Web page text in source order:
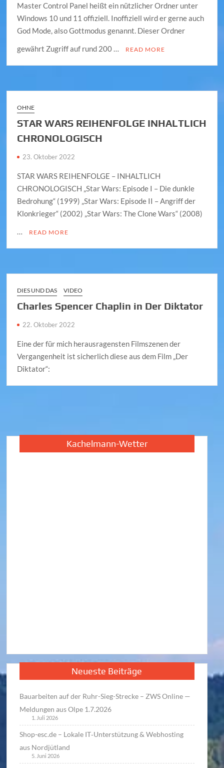
Master Control Panel heißt ein nützlicher Ordner unter
Windows 10 und 11 offiziell. Inoffiziell wird er gerne auch
God Mode, also Gottmodus genannt. Dieser Ordner
gewährt Zugriff auf rund 200 …
READ MORE
OHNE
STAR WARS REIHENFOLGE INHALTLICH
CHRONOLOGISCH
23. Oktober 2022
STAR WARS REIHENFOLGE – INHALTLICH
CHRONOLOGISCH „Star Wars: Episode I – Die dunkle
Bedrohung“ (1999) „Star Wars: Episode II – Angriff der
Klonkrieger“ (2002) „Star Wars: The Clone Wars“ (2008)
READ MORE
DIES UND DAS VIDEO
Charles Spencer Chaplin in Der Diktator
22. Oktober 2022
Eine der für mich herausragensten Filmszenen der
Vergangenheit ist sicherlich diese aus dem Film „Der
Diktator“:
Kachelmann-Wetter
Neueste Beiträge
Bauarbeiten auf der Ruhr-Sieg-Strecke – ZWS Online —
Meldungen aus Olpe 1.7.2026
1. Juli 2026
Shop-esc.de – Lokale IT‑Unterstützung & Webhosting
aus Nordjütland
5. Juni 2026